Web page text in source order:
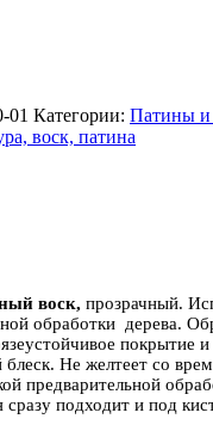
01 Категории: Патины и
воск, патина
воск, прозрачный.
обработки дерева.
покрытие
Не желтеет со
предварительной
сразу подходит и под